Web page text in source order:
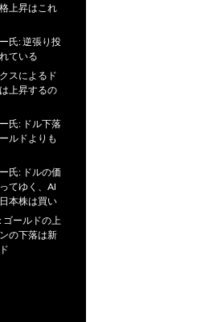
上昇はこれ
氏: 逆張り投
ている
スによるド
上昇するの
氏: ドル下落
ルドよりも
氏: ドルの価
てゆく、AI
本株は買い
ゴールドの上
の下落は新